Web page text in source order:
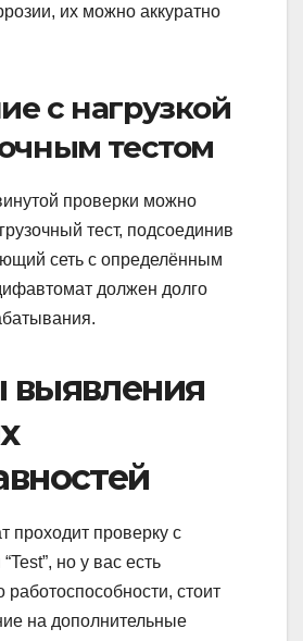
их можно аккуратно
с нагрузкой
тестом
проверки можно
тест, подсоединив
сеть с определённым
должен долго
проходит проверку с
но у вас есть
работоспособности, стоит
на дополнительные